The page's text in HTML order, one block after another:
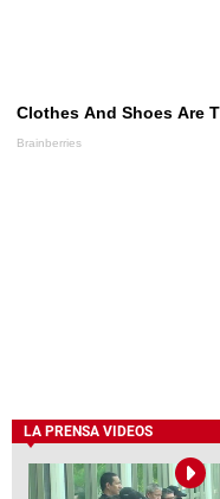
LA PRENSA VIDEOS